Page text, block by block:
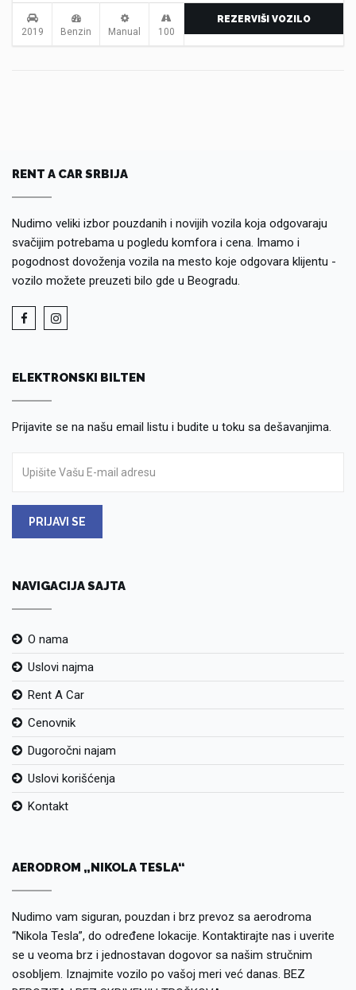
2019 Benzin Manual 100
REZERVIŠI VOZILO
RENT A CAR SRBIJA
Nudimo veliki izbor pouzdanih i novijih vozila koja odgovaraju
svačijim potrebama u pogledu komfora i cena. Imamo i
pogodnost dovoženja vozila na mesto koje odgovara klijentu -
vozilo možete preuzeti bilo gde u Beogradu.
ELEKTRONSKI BILTEN
Prijavite se na našu email listu i budite u toku sa dešavanjima.
PRIJAVI SE
NAVIGACIJA SAJTA
O nama
Uslovi najma
Rent A Car
Cenovnik
Dugoročni najam
Uslovi korišćenja
Kontakt
AERODROM „NIKOLA TESLA“
Nudimo vam siguran, pouzdan i brz prevoz sa aerodroma
“Nikola Tesla”, do određene lokacije. Kontaktirajte nas i uverite
se u veoma brz i jednostavan dogovor sa našim stručnim
osobljem. Iznajmite vozilo po vašoj meri već danas. BEZ